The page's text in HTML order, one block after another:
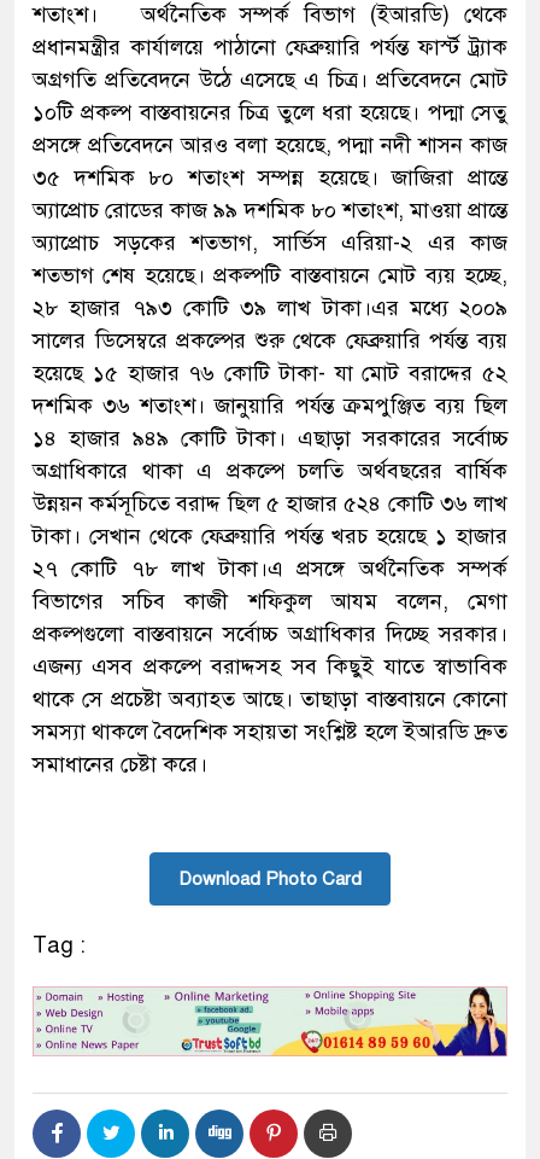
শতাংশ। অর্থনৈতিক সম্পর্ক বিভাগ (ইআরডি) থেকে
প্রধানমন্ত্রীর কার্যালয়ে পাঠানো ফেব্রুয়ারি পর্যন্ত ফার্স্ট ট্র্যাক
অগ্রগতি প্রতিবেদনে উঠে এসেছে এ চিত্র। প্রতিবেদনে মোট
১০টি প্রকল্প বাস্তবায়নের চিত্র তুলে ধরা হয়েছে। পদ্মা সেতু
প্রসঙ্গে প্রতিবেদনে আরও বলা হয়েছে, পদ্মা নদী শাসন কাজ
৩৫ দশমিক ৮০ শতাংশ সম্পন্ন হয়েছে। জাজিরা প্রান্তে
অ্যাপ্রোচ রোডের কাজ ৯৯ দশমিক ৮০ শতাংশ, মাওয়া প্রান্তে
অ্যাপ্রোচ সড়কের শতভাগ, সার্ভিস এরিয়া-২ এর কাজ
শতভাগ শেষ হয়েছে। প্রকল্পটি বাস্তবায়নে মোট ব্যয় হচ্ছে,
২৮ হাজার ৭৯৩ কোটি ৩৯ লাখ টাকা।এর মধ্যে ২০০৯
সালের ডিসেম্বরে প্রকল্পের শুরু থেকে ফেব্রুয়ারি পর্যন্ত ব্যয়
হয়েছে ১৫ হাজার ৭৬ কোটি টাকা- যা মোট বরাদ্দের ৫২
দশমিক ৩৬ শতাংশ। জানুয়ারি পর্যন্ত ক্রমপুঞ্জিত ব্যয় ছিল
১৪ হাজার ৯৪৯ কোটি টাকা। এছাড়া সরকারের সর্বোচ্চ
অগ্রাধিকারে থাকা এ প্রকল্পে চলতি অর্থবছরের বার্ষিক
উন্নয়ন কর্মসূচিতে বরাদ্দ ছিল ৫ হাজার ৫২৪ কোটি ৩৬ লাখ
টাকা। সেখান থেকে ফেব্রুয়ারি পর্যন্ত খরচ হয়েছে ১ হাজার
২৭ কোটি ৭৮ লাখ টাকা।এ প্রসঙ্গে অর্থনৈতিক সম্পর্ক
বিভাগের সচিব কাজী শফিকুল আযম বলেন, মেগা
প্রকল্পগুলো বাস্তবায়নে সর্বোচ্চ অগ্রাধিকার দিচ্ছে সরকার।
এজন্য এসব প্রকল্পে বরাদ্দসহ সব কিছুই যাতে স্বাভাবিক
থাকে সে প্রচেষ্টা অব্যাহত আছে। তাছাড়া বাস্তবায়নে কোনো
সমস্যা থাকলে বৈদেশিক সহায়তা সংশ্লিষ্ট হলে ইআরডি দ্রুত
সমাধানের চেষ্টা করে।
Download Photo Card
Tag :